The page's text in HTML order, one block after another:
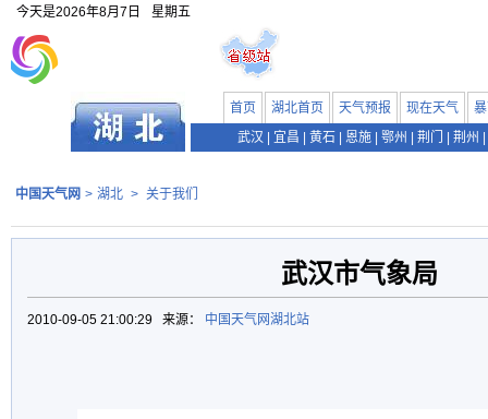
今天是2026年8月7日 星期五
首页 湖北首页 天气预报 现在天气
武汉
宜昌 黄石 恩施 鄂州 荆门 荆州
中国天气网 > 湖北 > 关于我们
武汉市气象局
2010-09-05 21:00:29 来源： 中国天气网湖北站